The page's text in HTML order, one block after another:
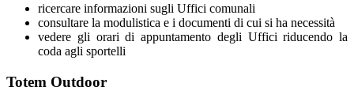
ricercare informazioni sugli Uffici comunali
consultare la modulistica e i documenti di cui si ha necessità
vedere gli orari di appuntamento degli Uffici riducendo la
coda agli sportelli
Totem Outdoor